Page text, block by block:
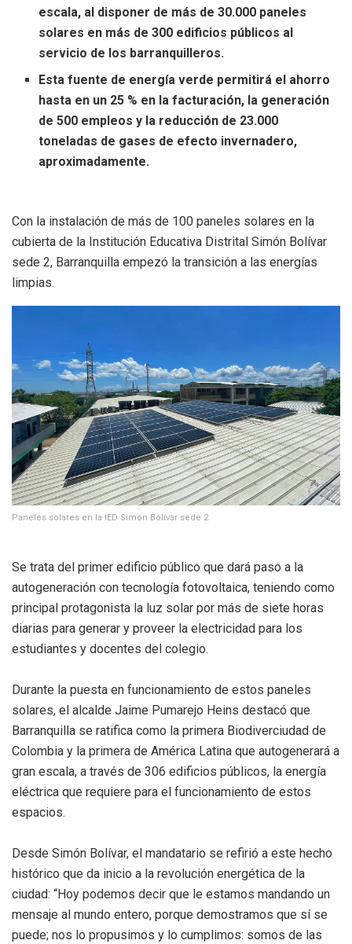
escala, al disponer de más de 30.000 paneles
solares en más de 300 edificios públicos al
servicio de los barranquilleros.
Esta fuente de energía verde permitirá el ahorro
hasta en un 25 % en la facturación, la generación
de 500 empleos y la reducción de 23.000
toneladas de gases de efecto invernadero,
aproximadamente.
Con la instalación de más de 100 paneles solares en la
cubierta de la Institución Educativa Distrital Simón Bolívar
sede 2, Barranquilla empezó la transición a las energías
limpias.
Paneles solares en la IED Simón Bolívar sede 2
Se trata del primer edificio público que dará paso a la
autogeneración con tecnología fotovoltaica, teniendo como
principal protagonista la luz solar por más de siete horas
diarias para generar y proveer la electricidad para los
estudiantes y docentes del colegio.
Durante la puesta en funcionamiento de estos paneles
solares, el alcalde Jaime Pumarejo Heins destacó que
Barranquilla se ratifica como la primera Biodiverciudad de
Colombia y la primera de América Latina que autogenerará a
gran escala, a través de 306 edificios públicos, la energía
eléctrica que requiere para el funcionamiento de estos
espacios.
Desde Simón Bolívar, el mandatario se refirió a este hecho
histórico que da inicio a la revolución energética de la
ciudad: “Hoy podemos decir que le estamos mandando un
mensaje al mundo entero, porque demostramos que sí se
puede; nos lo propusimos y lo cumplimos: somos de las